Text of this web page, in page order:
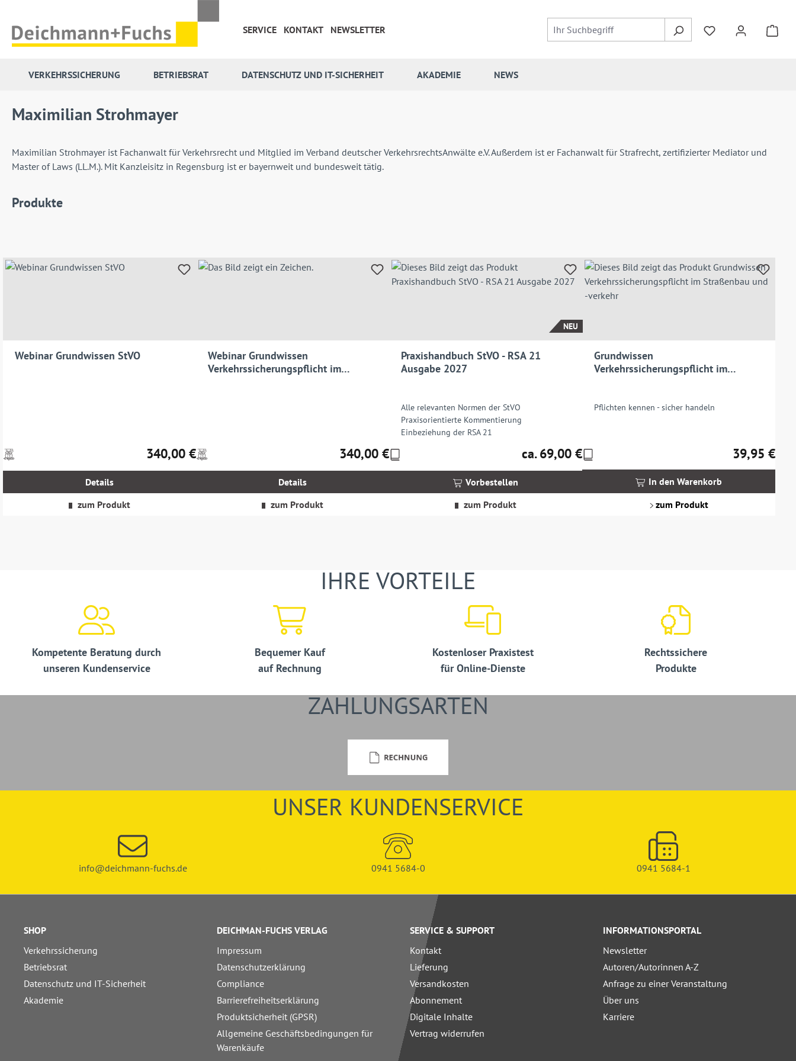
SERVICE
KONTAKT NEWSLETTER Du hast 0
VERKEHRSSICHERUNG BETRIEBSRAT DATENSCHUTZ UND IT-SICHERHEIT AKADEMIE NEWS
Maximilian Strohmayer
Maximilian Strohmayer ist Fachanwalt für Verkehrsrecht und Mitglied im Verband deutscher VerkehrsrechtsAnwälte e.V. Außerdem ist er Fachanwalt für Strafrecht, zertifizierter Mediator und
Master of Laws (LL.M.). Mit Kanzleisitz in Regensburg ist er bayernweit und bundesweit tätig.
Produkte
Webinar Grundwissen StVO
Regulärer Preis:
340,00 €
Preise
inkl.
Details
zum Produkt
Webinar Grundwissen
Verkehrssicherungspflicht im
Regulärer Preis:
340,00 €
Preise
inkl.
Details
zum Produkt
NEU
Praxishandbuch StVO - RSA 21
Ausgabe 2027
Alle relevanten Normen der StVO
Praxisorientierte Kommentierung
Einbeziehung der RSA 21
Regulärer Preis:
ca. 69,00 €
Preise
inkl.
Vorbestellen
zum Produkt
Grundwissen
Verkehrssicherungspflicht im
Pflichten kennen - sicher handeln
Regulärer
39,95 €
Preise
inkl.
In den Warenkorb
zum Produkt
IHRE VORTEILE
Kompetente Beratung durch
unseren Kundenservice
Bequemer Kauf
auf Rechnung
Kostenloser Praxistest
für Online-Dienste
Rechtssichere
Produkte
ZAHLUNGSARTEN
UNSER KUNDENSERVICE
info@deichmann-fuchs.de 0941 5684-0 0941 5684-1
SHOP
Verkehrssicherung
Betriebsrat
Datenschutz und IT-Sicherheit
Akademie
DEICHMAN-FUCHS VERLAG
Impressum
Datenschutzerklärung
Compliance
Barrierefreiheitserklärung
Produktsicherheit (GPSR)
Allgemeine Geschäftsbedingungen für
Warenkäufe
SERVICE & SUPPORT
Kontakt
Lieferung
Versandkosten
Abonnement
Digitale Inhalte
Vertrag widerrufen
INFORMATIONSPORTAL
Newsletter
Autoren/Autorinnen A-Z
Anfrage zu einer Veranstaltung
Über uns
Karriere